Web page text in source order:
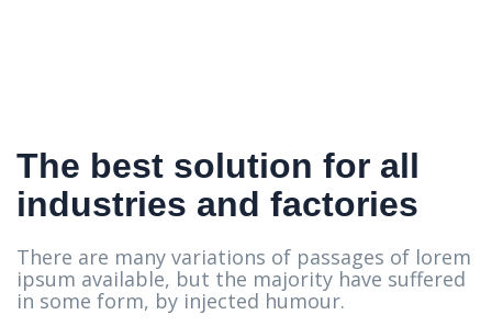
The best solution for all
industries and factories
There are many variations of passages of lorem
ipsum available, but the majority have suffered
in some form, by injected humour.